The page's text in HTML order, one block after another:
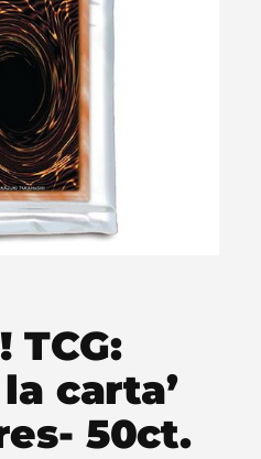
TCG:
carta’
50ct.